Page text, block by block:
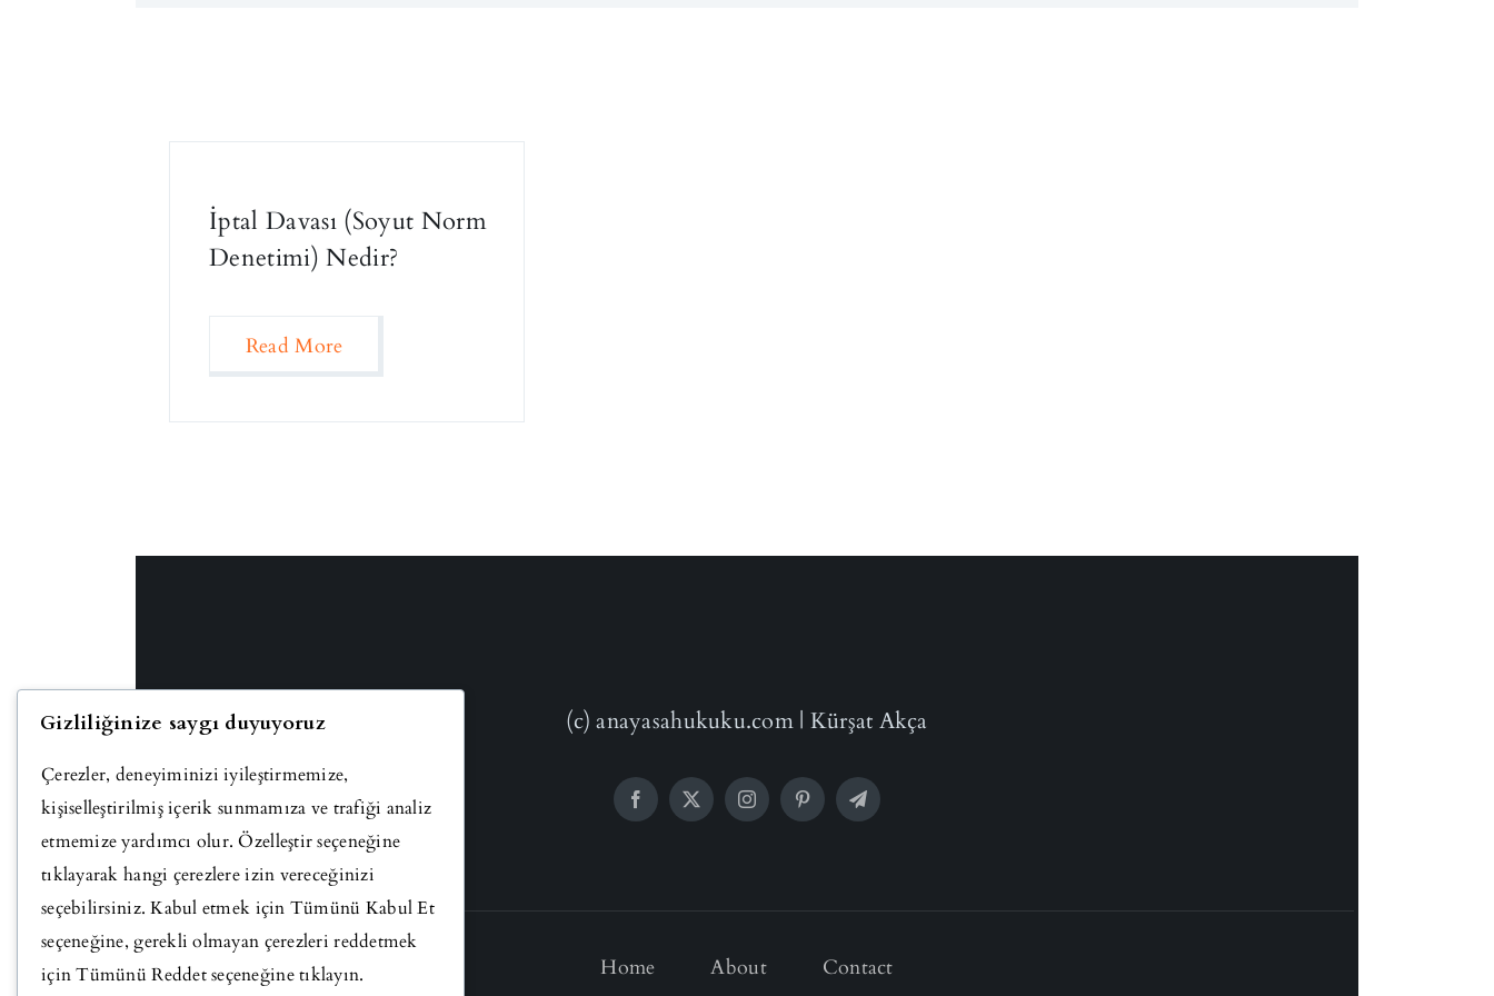
İptal Davası (Soyut Norm
Denetimi) Nedir?
Read More
(c) anayasahukuku.com | Kürşat Akça
Home About Contact
Gizliliğinize saygı duyuyoruz
Çerezler, deneyiminizi iyileştirmemize,
kişiselleştirilmiş içerik sunmamıza ve trafiği analiz
etmemize yardımcı olur. Özelleştir seçeneğine
tıklayarak hangi çerezlere izin vereceğinizi
seçebilirsiniz. Kabul etmek için Tümünü Kabul Et
seçeneğine, gerekli olmayan çerezleri reddetmek
için Tümünü Reddet seçeneğine tıklayın.